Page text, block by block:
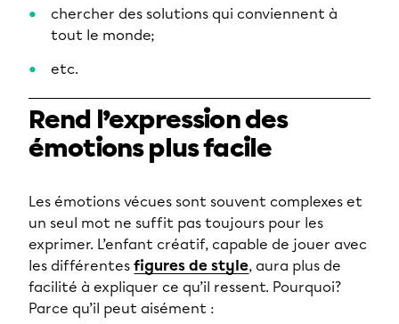
chercher des solutions qui conviennent à
tout le monde;
etc.
Rend l’expression des
émotions plus facile
Les émotions vécues sont souvent complexes et
un seul mot ne suffit pas toujours pour les
exprimer. L’enfant créatif, capable de jouer avec
les différentes figures de style, aura plus de
facilité à expliquer ce qu’il ressent. Pourquoi?
Parce qu’il peut aisément :